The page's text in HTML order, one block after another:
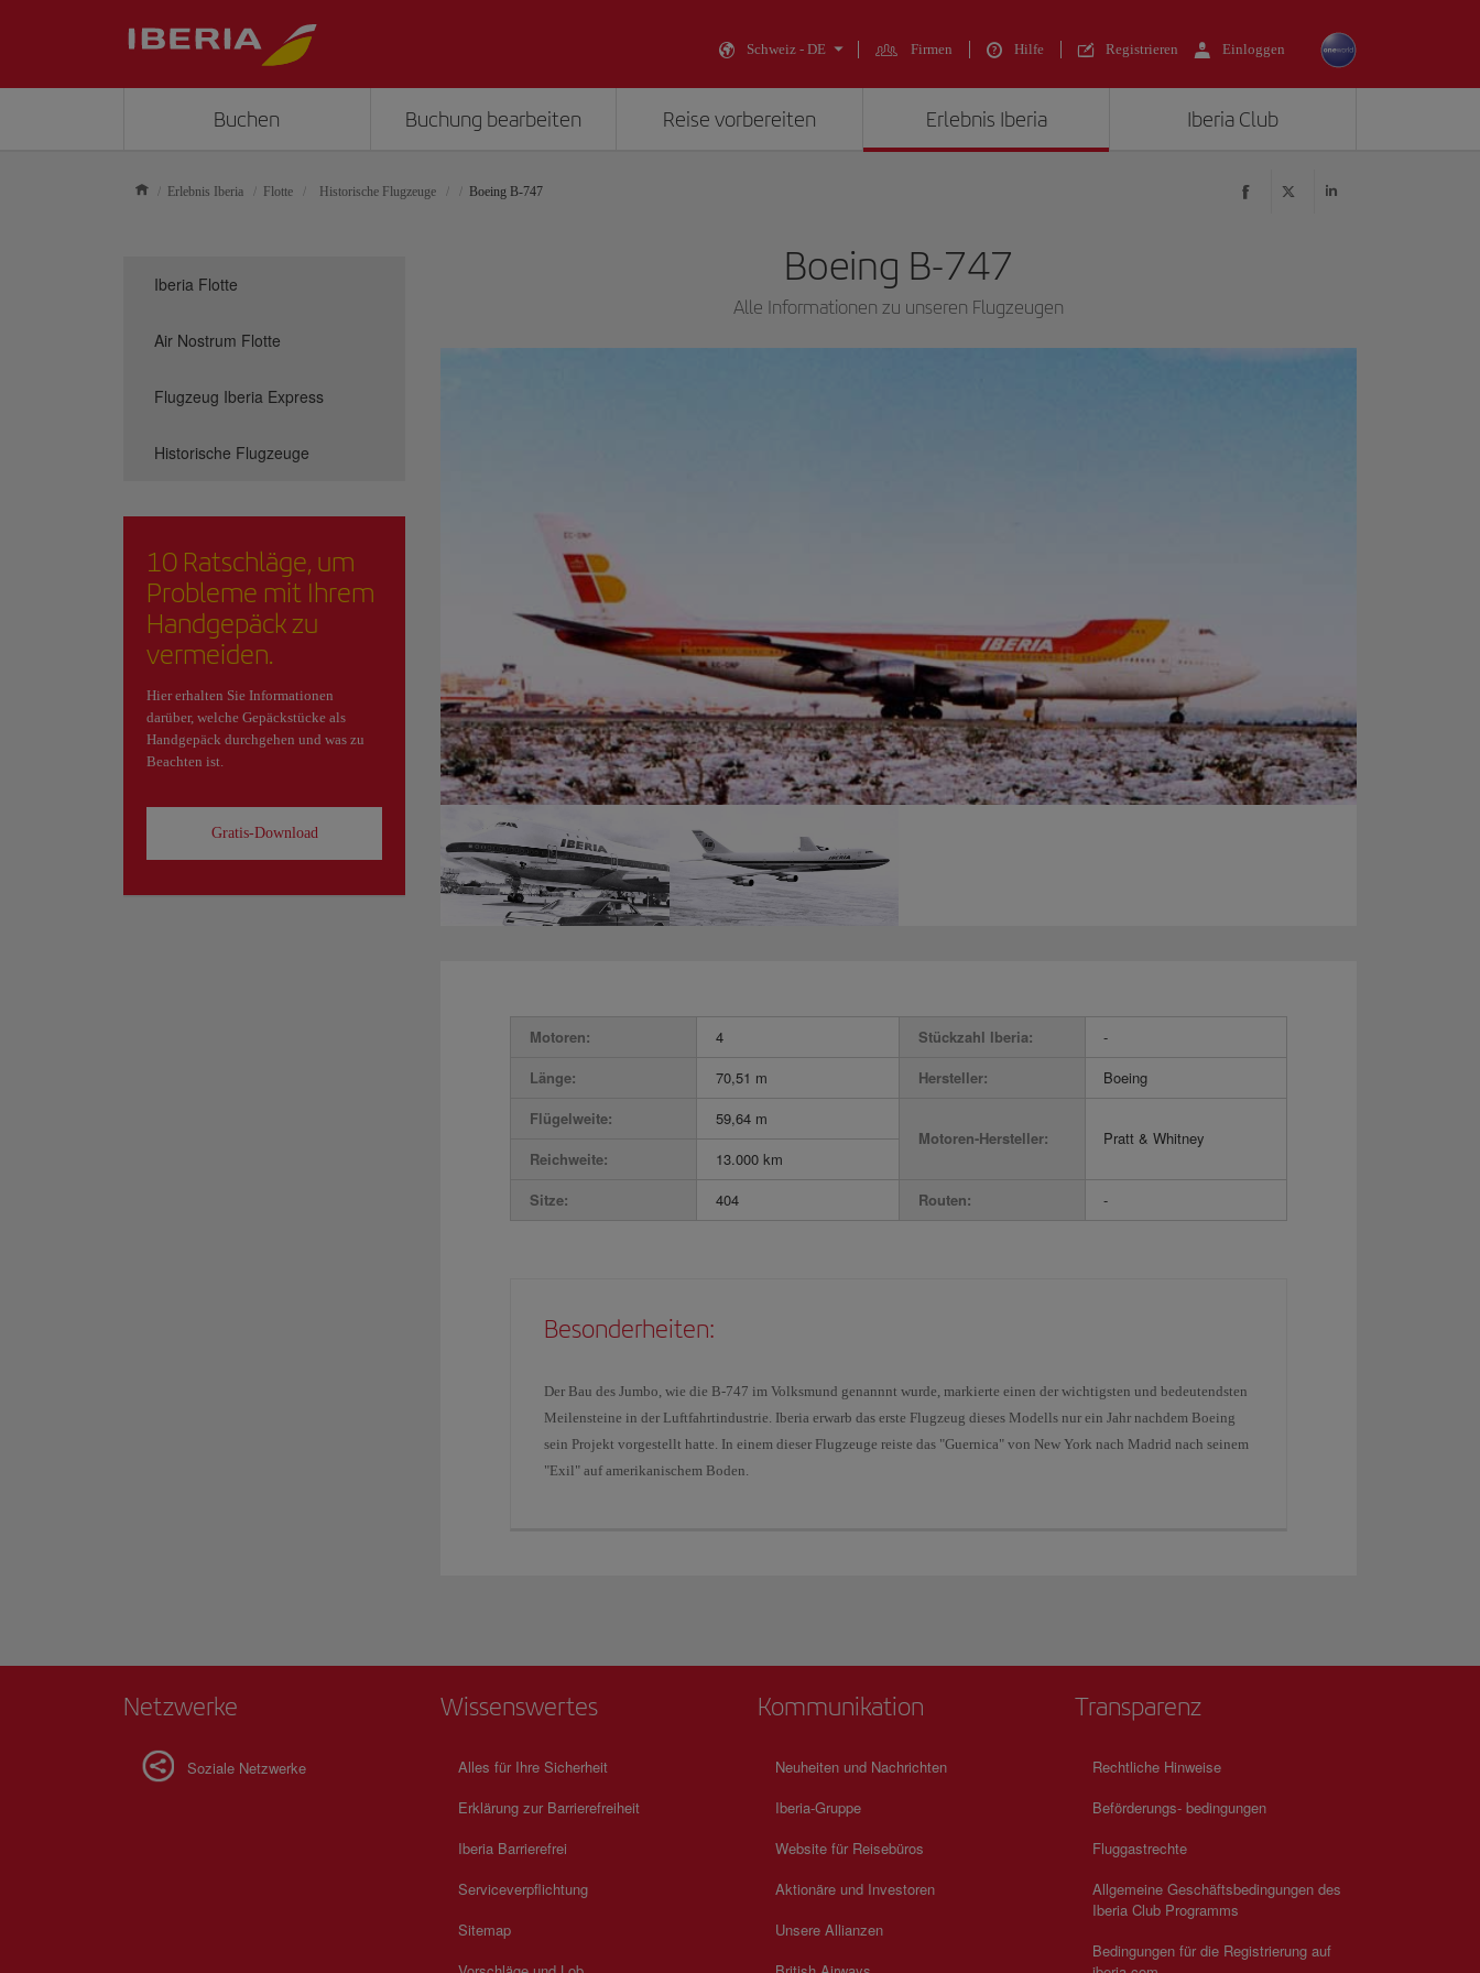
Schweiz - DE Firmen Hilfe Registrieren Einloggen
Buchen Buchung bearbeiten Reise vorbereiten Erlebnis Iberia Iberia Club
Erlebnis Iberia Flotte Historische Flugzeuge Boeing B-747
Boeing B-747
Alle Informationen zu unseren Flugzeugen
Motoren: 4 Stückzahl Iberia:
-
Länge:
70,51 m Hersteller:
Boeing
Flügelweite:
59,64 m
Motoren-Hersteller:
Pratt & Whitney
Reichweite:
13.000 km
Sitze:
404 Routen: -
Besonderheiten:
Der Bau des Jumbo, wie die B-747 im Volksmund genannnt wurde, markierte einen der wichtigsten und bedeutendsten
Meilensteine in der Luftfahrtindustrie. Iberia erwarb das erste Flugzeug dieses Modells nur ein Jahr nachdem Boeing
sein Projekt vorgestellt hatte. In einem dieser Flugzeuge reiste das "Guernica" von New York nach Madrid nach seinem
"Exil" auf amerikanischem Boden.
Iberia Flotte
Air Nostrum Flotte
Flugzeug Iberia Express
Historische Flugzeuge
10 Ratschläge, um
Probleme mit Ihrem
Handgepäck zu
vermeiden.
Hier erhalten Sie Informationen
darüber, welche Gepäckstücke als
Handgepäck durchgehen und was zu
Beachten ist.
Gratis-Download
Netzwerke
Soziale Netzwerke
Wissenswertes
Alles für Ihre Sicherheit
Erklärung zur Barrierefreiheit
Iberia Barrierefrei
Serviceverpflichtung
Sitemap
Kommunikation
Neuheiten und Nachrichten
Iberia-Gruppe
Website für Reisebüros
Aktionäre und Investoren
Unsere Allianzen
Transparenz
Rechtliche Hinweise
Beförderungs- bedingungen
Fluggastrechte
Allgemeine Geschäftsbedingungen des
Iberia Club Programms
Bedingungen für die Registrierung auf